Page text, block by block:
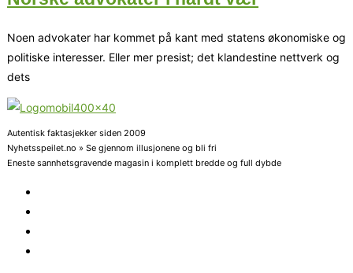
Noen advokater har kommet på kant med statens økonomiske og
politiske interesser. Eller mer presist; det klandestine nettverk og
dets
Autentisk faktasjekker siden 2009
Nyhetsspeilet.no » Se gjennom illusjonene og bli fri
Eneste sannhetsgravende magasin i komplett bredde og full dybde